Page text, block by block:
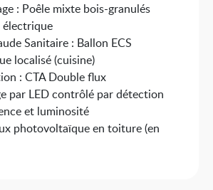
: Poêle mixte bois-granulés
Sanitaire : Ballon ECS
localisé (cuisine)
: CTA Double flux
par LED contrôlé par détection
et luminosité
photovoltaïque en toiture (en